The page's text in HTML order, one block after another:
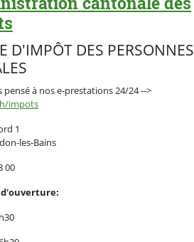
D'IMPÔT DES PERSONNES
pensé à nos e-prestations 24/24 -->
impots
1
les-Bains
00